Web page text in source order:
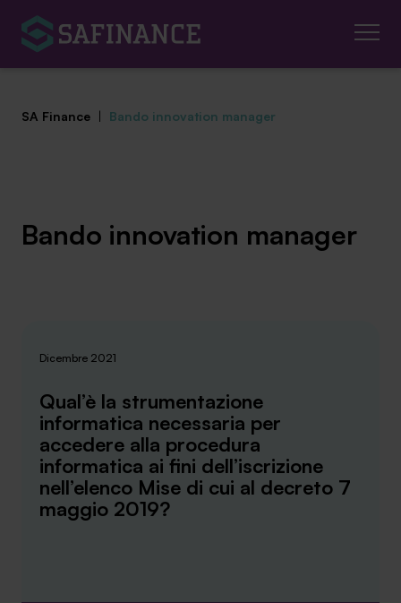
Finanza Agevolata
Ambassador
Contatti
Lavora con noi
SA Finance | Bando innovation manager
Bando innovation manager
Dicembre 2021
Qual’è la strumentazione
informatica necessaria per
accedere alla procedura
informatica ai fini dell’iscrizione
nell’elenco Mise di cui al decreto 7
maggio 2019?